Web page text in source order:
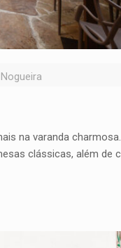
na varanda
clássicas, além de